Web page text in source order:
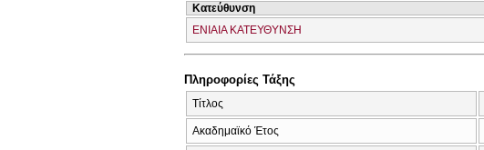
Κατεύθυνση
ΕΝΙΑΙΑ ΚΑΤΕΥΘΥΝΣΗ
Πληροφορίες Τάξης
Τίτλος
Ακαδημαϊκό Έτος